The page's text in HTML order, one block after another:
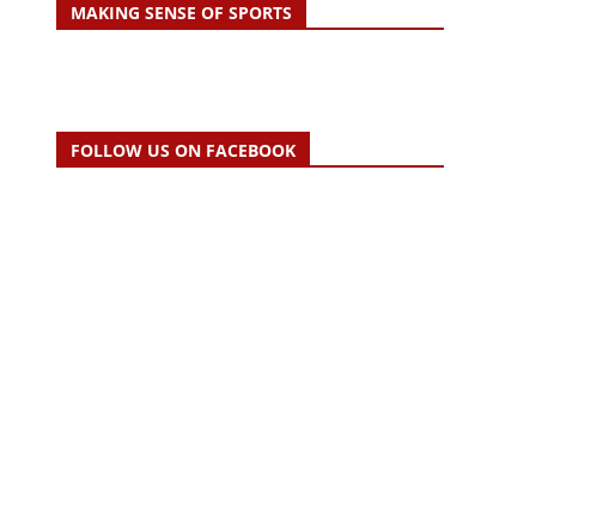
MAKING SENSE OF SPORTS
FOLLOW US ON FACEBOOK